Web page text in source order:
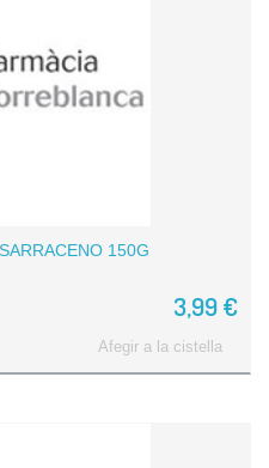
150G
3,99 €
Afegir a la cistella